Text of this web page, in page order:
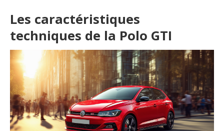
Les caractéristiques
techniques de la Polo GTI